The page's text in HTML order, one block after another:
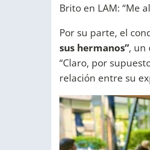
Brito en LAM: “Me
Por su parte, el
sus hermanos”, un
“Claro, por
relación entre su